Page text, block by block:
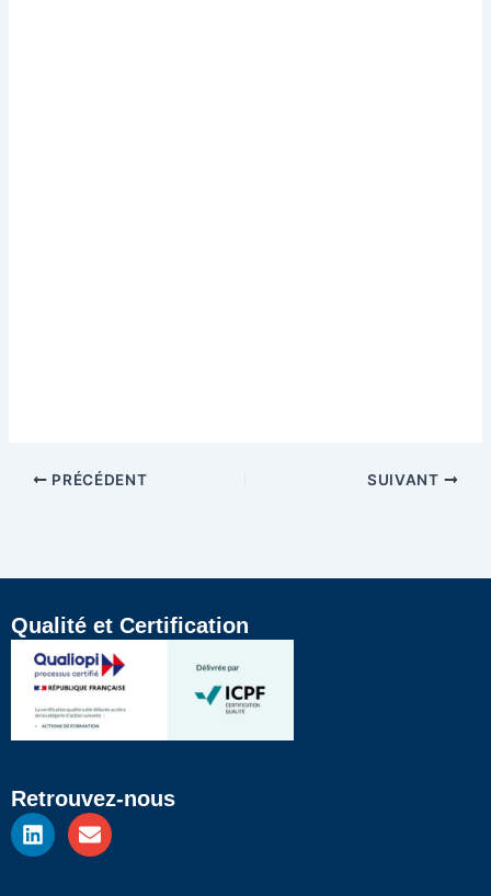
PRÉCÉDENT SUIVANT
Qualité et Certification
Retrouvez-nous
L
i
E
n